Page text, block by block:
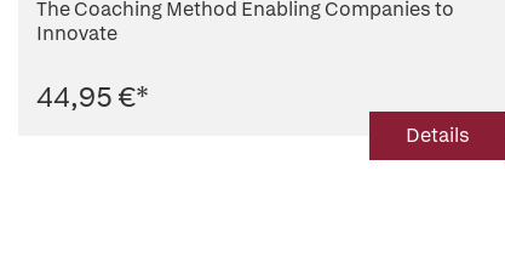
The Coaching Method Enabling Companies to
Innovate
44,95 €*
Details